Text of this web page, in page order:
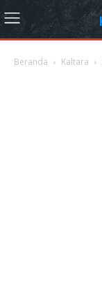
Beranda Kaltara